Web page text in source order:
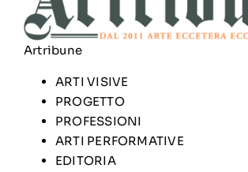
Artribune
ARTI VISIVE
PROGETTO
PROFESSIONI
ARTI PERFORMATIVE
EDITORIA